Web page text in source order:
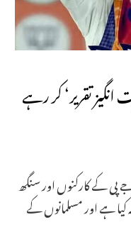
تقریر‘ کر رہے
پی کے کارکنوں اور سنگھ
کیا ہے اور مسلمانوں کے